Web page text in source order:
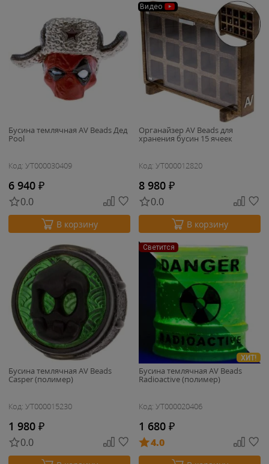
Бусина темлячная AV Beads Дед
Pool
Код: УТ000030409
6 940 ₽
0.0
В корзину
Видео
Органайзер AV Beads для
хранения бусин 15 ячеек
Код: УТ000012820
8 980 ₽
0.0
В корзину
Бусина темлячная AV Beads
Casper (полимер)
Код: УТ000015230
1 980 ₽
0.0
Светится
ХИТ!
Бусина темлячная AV Beads
Radioactive (полимер)
Код: УТ000020406
1 680 ₽
4.0